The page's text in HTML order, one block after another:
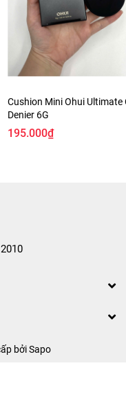
Cushion Mini Ohui Ultimate
Denier 6G
195.000₫
bởiSapo